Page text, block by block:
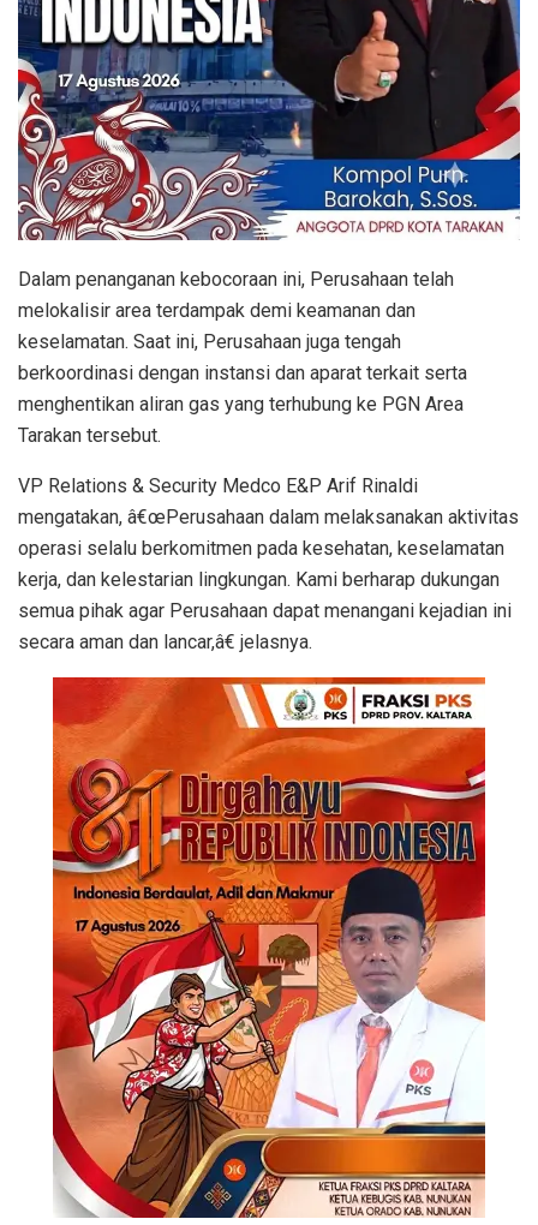
Dalam penanganan kebocoraan ini, Perusahaan telah
melokalisir area terdampak demi keamanan dan
keselamatan. Saat ini, Perusahaan juga tengah
berkoordinasi dengan instansi dan aparat terkait serta
menghentikan aliran gas yang terhubung ke PGN Area
Tarakan tersebut.
VP Relations & Security Medco E&P Arif Rinaldi
mengatakan, â€œPerusahaan dalam melaksanakan aktivitas
operasi selalu berkomitmen pada kesehatan, keselamatan
kerja, dan kelestarian lingkungan. Kami berharap dukungan
semua pihak agar Perusahaan dapat menangani kejadian ini
secara aman dan lancar,â€ jelasnya.